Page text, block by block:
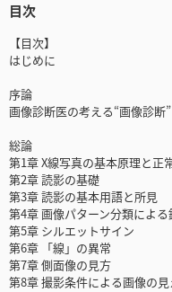
目次
【目次】
はじめに
序論
画像診断医の考える“画像診断”
総論
第1章 X線写真の基本原理と正
第2章 読影の基礎
第3章 読影の基本用語と所見
第4章 画像パターン分類によ
第5章 シルエットサイン
第6章 「線」の異常
第7章 側面像の見方
第8章 撮影条件による画像の